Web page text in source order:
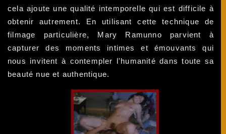
cela ajoute une qualité intemporelle qui est difficile à
obtenir autrement. En utilisant cette technique de
filmage particulière, Mary Ramunno parvient à
capturer des moments intimes et émouvants qui
nous invitent à contempler l'humanité dans toute sa
beauté nue et authentique.